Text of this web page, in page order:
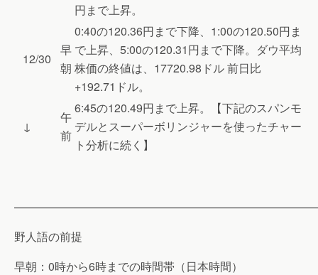
円まで上昇。
12/30
早
朝
0:40の120.36円まで下降、1:00の120.50円ま
で上昇、5:00の120.31円まで下降。ダウ平均
株価の終値は、17720.98ドル 前日比
+192.71ドル。
↓
午
前
6:45の120.49円まで上昇。【下記のスパンモ
デルとスーパーボリンジャーを使ったチャー
ト分析に続く】
野人語の前提
早朝：0時から6時までの時間帯（日本時間）